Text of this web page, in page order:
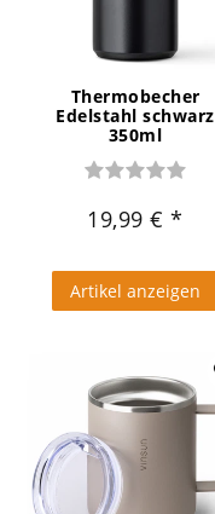
Thermobecher
Edelstahl schwarz
350ml
19,99 €
Artikel anzeigen